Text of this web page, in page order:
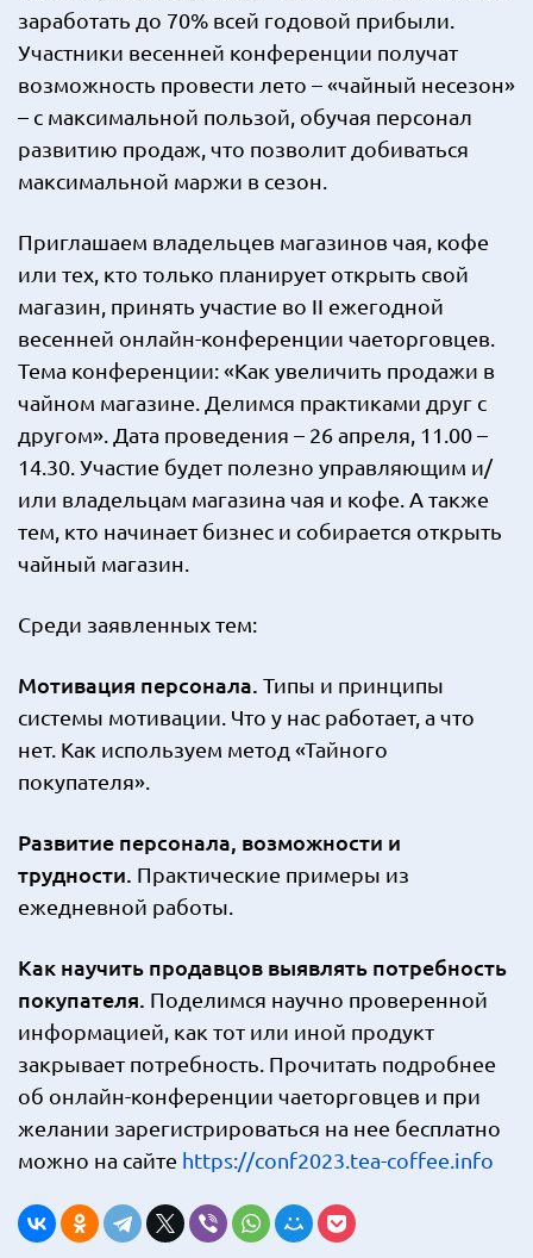
заработать до 70% всей годовой прибыли.
Участники весенней конференции получат
возможность провести лето – «чайный несезон»
– с максимальной пользой, обучая персонал
развитию продаж, что позволит добиваться
максимальной маржи в сезон.
Приглашаем владельцев магазинов чая, кофе
или тех, кто только планирует открыть свой
магазин, принять участие во II ежегодной
весенней онлайн-конференции чаеторговцев.
Тема конференции: «Как увеличить продажи в
чайном магазине. Делимся практиками друг с
другом». Дата проведения – 26 апреля, 11.00 –
14.30. Участие будет полезно управляющим и/
или владельцам магазина чая и кофе. А также
тем, кто начинает бизнес и собирается открыть
чайный магазин.
Среди заявленных тем:
Мотивация персонала. Типы и принципы
системы мотивации. Что у нас работает, а что
нет. Как используем метод «Тайного
покупателя».
Развитие персонала, возможности и
трудности. Практические примеры из
ежедневной работы.
Как научить продавцов выявлять потребность
покупателя. Поделимся научно проверенной
информацией, как тот или иной продукт
закрывает потребность. Прочитать подробнее
об онлайн-конференции чаеторговцев и при
желании зарегистрироваться на нее бесплатно
можно на сайте https://conf2023.tea-coffee.info